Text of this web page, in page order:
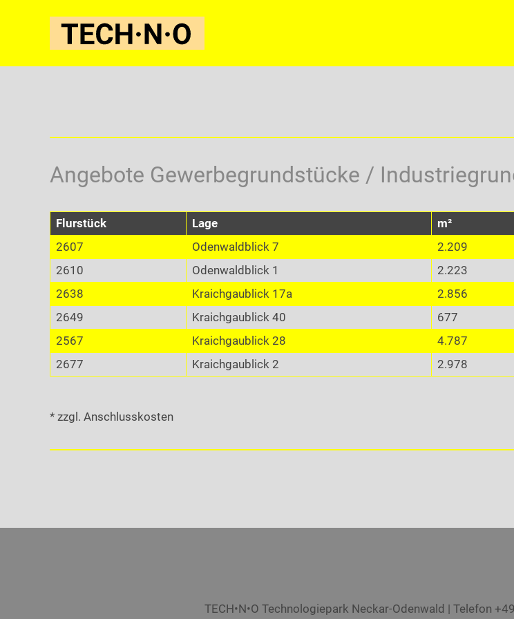
Angebote Gewerbegrundstücke /
Flurstück Lage m²
2607
Odenwaldblick 7 2.209
2610
Odenwaldblick 1 2.223
2638
Kraichgaublick 17a 2.856
2649
Kraichgaublick 40 677
2567
Kraichgaublick 28 4.787
2677
Kraichgaublick 2 2.978
* zzgl. Anschlusskosten
TECH•N•O Technologiepark Neckar-Odenwald | Telefon